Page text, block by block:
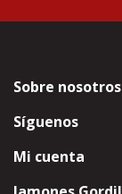
Sobre nosotros
Síguenos
Mi cuenta